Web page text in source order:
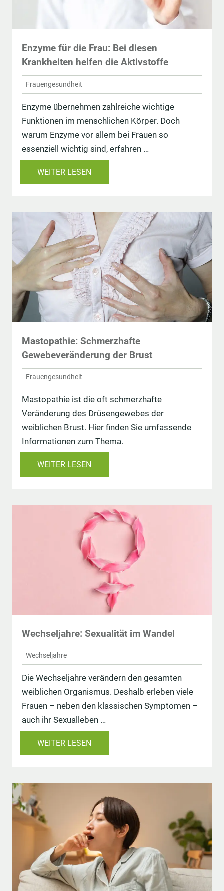
Enzyme für die Frau: Bei diesen
Krankheiten helfen die Aktivstoffe
Frauengesundheit
Enzyme übernehmen zahlreiche wichtige
Funktionen im menschlichen Körper. Doch
warum Enzyme vor allem bei Frauen so
essenziell wichtig sind, erfahren …
WEITER LESEN
Mastopathie: Schmerzhafte
Gewebeveränderung der Brust
Frauengesundheit
Mastopathie ist die oft schmerzhafte
Veränderung des Drüsengewebes der
weiblichen Brust. Hier finden Sie umfassende
Informationen zum Thema.
WEITER LESEN
Wechseljahre: Sexualität im Wandel
Wechseljahre
Die Wechseljahre verändern den gesamten
weiblichen Organismus. Deshalb erleben viele
Frauen – neben den klassischen Symptomen –
auch ihr Sexualleben …
WEITER LESEN